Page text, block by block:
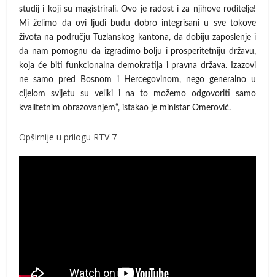
studij i koji su magistrirali. Ovo je radost i za njihove roditelje!
Mi želimo da ovi ljudi budu dobro integrisani u sve tokove
života na području Tuzlanskog kantona, da dobiju zaposlenje i
da nam pomognu da izgradimo bolju i prosperitetniju državu,
koja će biti funkcionalna demokratija i pravna država. Izazovi
ne samo pred Bosnom i Hercegovinom, nego generalno u
cijelom svijetu su veliki i na to možemo odgovoriti samo
kvalitetnim obrazovanjem“, istakao je ministar Omerović.
Opširnije u prilogu RTV 7